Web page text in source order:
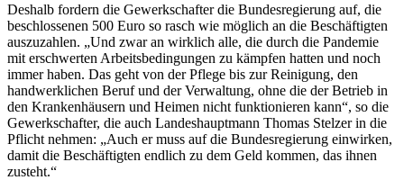
Deshalb fordern die Gewerkschafter die Bundesregierung auf, die
beschlossenen 500 Euro so rasch wie möglich an die Beschäftigten
auszuzahlen. „Und zwar an wirklich alle, die durch die Pandemie
mit erschwerten Arbeitsbedingungen zu kämpfen hatten und noch
immer haben. Das geht von der Pflege bis zur Reinigung, den
handwerklichen Beruf und der Verwaltung, ohne die der Betrieb in
den Krankenhäusern und Heimen nicht funktionieren kann“, so die
Gewerkschafter, die auch Landeshauptmann Thomas Stelzer in die
Pflicht nehmen: „Auch er muss auf die Bundesregierung einwirken,
damit die Beschäftigten endlich zu dem Geld kommen, das ihnen
zusteht.“